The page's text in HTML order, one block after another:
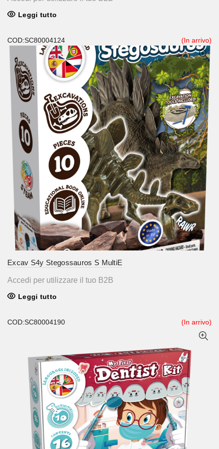
Leggi tutto
COD:SC80004124 (In arrivo)
Excav S4y Stegossauros S MultiE
Accedi per utilizzare il tuo B2B
Leggi tutto
COD:SC80004190 (In arrivo)